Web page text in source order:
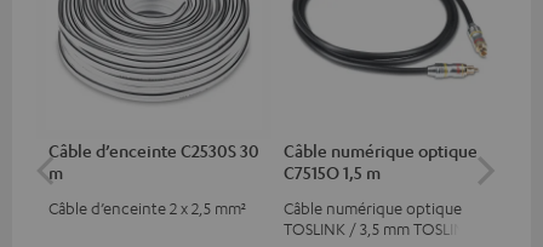
Câble d’enceinte C2530S 30
m
Câble d’enceinte 2 x 2,5 mm²
Câble numérique optique
C7515O 1,5 m
Câble numérique optique
TOSLINK / 3,5 mm TOSLINK